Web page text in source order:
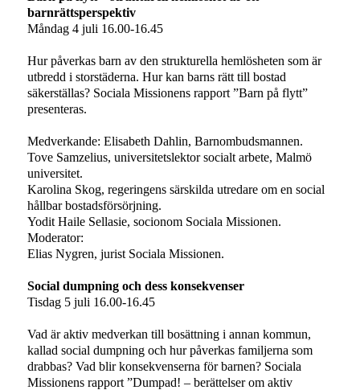
barnrättsperspektiv
Måndag 4 juli 16.00-16.45
Hur påverkas barn av den strukturella hemlösheten som är
utbredd i storstäderna. Hur kan barns rätt till bostad
säkerställas? Sociala Missionens rapport ”Barn på flytt”
presenteras.
Medverkande: Elisabeth Dahlin, Barnombudsmannen.
Tove Samzelius, universitetslektor socialt arbete, Malmö
universitet.
Karolina Skog, regeringens särskilda utredare om en social
hållbar bostadsförsörjning.
Yodit Haile Sellasie, socionom Sociala Missionen.
Moderator:
Elias Nygren, jurist Sociala Missionen.
Social dumpning och dess konsekvenser
Tisdag 5 juli 16.00-16.45
Vad är aktiv medverkan till bosättning i annan kommun,
kallad social dumpning och hur påverkas familjerna som
drabbas? Vad blir konsekvenserna för barnen? Sociala
Missionens rapport ”Dumpad! – berättelser om aktiv